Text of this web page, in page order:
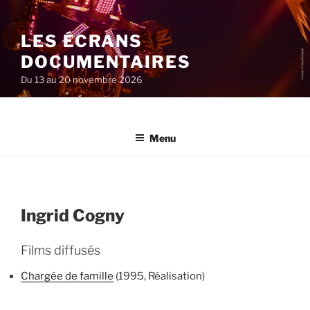
au
contenu
principal
LES ÉCRANS
DOCUMENTAIRES
Du 13 au 20 novembre 2026
Menu
Ingrid Cogny
Films diffusés
Chargée de famille (1995, Réalisation)